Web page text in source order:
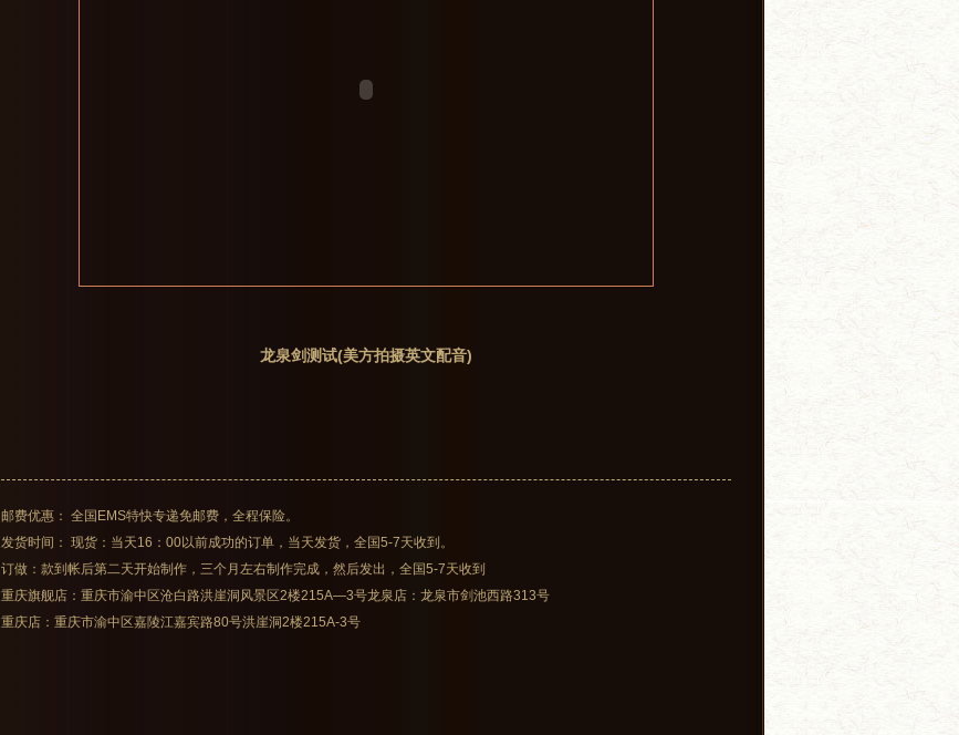
龙泉剑测试(美方拍摄英文配音)
邮费优惠： 全国EMS特快专递免邮费，全程保险。
发货时间： 现货：当天16：00以前成功的订单，当天发货，全国5-7天收到。
订做：款到帐后第二天开始制作，三个月左右制作完成，然后发出，全国5-7天收到
重庆旗舰店：重庆市渝中区沧白路洪崖洞风景区2楼215A—3号龙泉店：龙泉市剑池西路313号
重庆店：重庆市渝中区嘉陵江嘉宾路80号洪崖洞2楼215A-3号